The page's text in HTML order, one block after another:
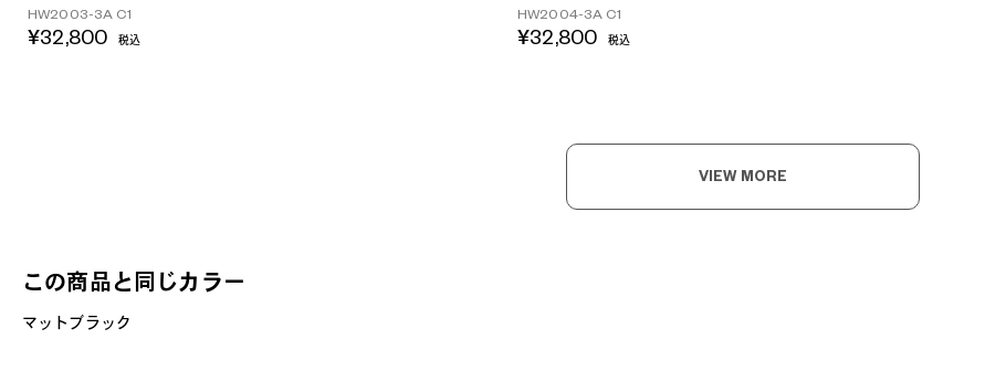
HW2003-3A C1
¥32,800 税込
HW2004-3A C1
¥32,800 税込
VIEW MORE
この商品と同じカラー
マットブラック